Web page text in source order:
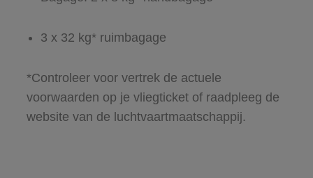
3 x 32 kg* ruimbagage
*Controleer voor vertrek de actuele
voorwaarden op je vliegticket of raadpleeg de
website van de luchtvaartmaatschappij.